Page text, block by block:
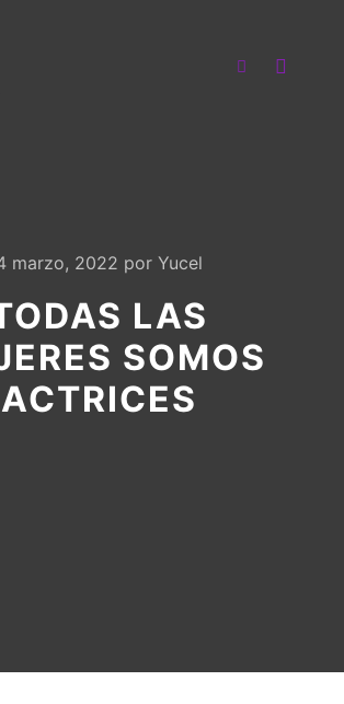
marzo, 2022 por Yucel
LAS
SOMOS
ACTRICES